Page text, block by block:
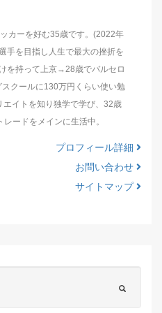
ーを好む35歳です。(2022年
手を目指し人生で最大の挫折を
を持って上京→28歳でバルセロ
クールに130万円くらい使い勉
イトを知り独学で学び、32歳
ードをメインに生活中。
プロフィール詳細
お問い合わせ
サイトマップ